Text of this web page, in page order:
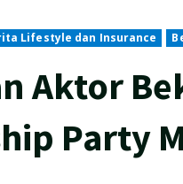
Lifestyle dan Insurance
Aktor
Party